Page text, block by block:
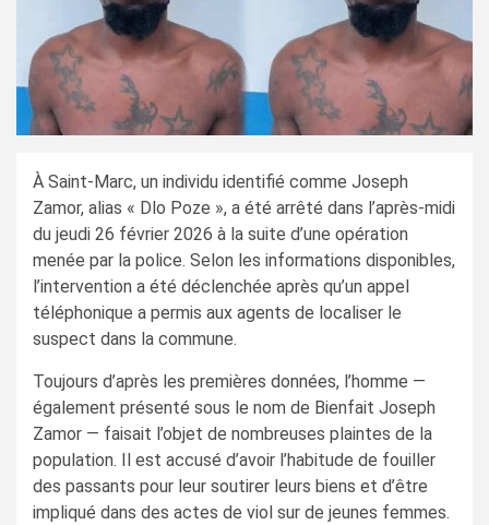
À Saint-Marc, un individu identifié comme Joseph
Zamor, alias « Dlo Poze », a été arrêté dans l’après-midi
du jeudi 26 février 2026 à la suite d’une opération
menée par la police. Selon les informations disponibles,
l’intervention a été déclenchée après qu’un appel
téléphonique a permis aux agents de localiser le
suspect dans la commune.
Toujours d’après les premières données, l’homme —
également présenté sous le nom de Bienfait Joseph
Zamor — faisait l’objet de nombreuses plaintes de la
population. Il est accusé d’avoir l’habitude de fouiller
des passants pour leur soutirer leurs biens et d’être
impliqué dans des actes de viol sur de jeunes femmes.